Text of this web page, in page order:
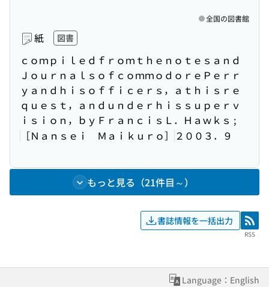
紙 図書
ｃｏｍｐｉｌｅｄｆｒｏｍｔｈｅｎｏｔｅｓａｎｄ
ＪｏｕｒｎａｌｓｏｆｃｏｍｍｏｄｏｒｅＰｅｒｒ
ｙａｎｄｈｉｓｏｆｆｉｃｅｒｓ，ａｔｈｉｓｒｅ
ｑｕｅｓｔ，ａｎｄｕｎｄｅｒｈｉｓｓｕｐｅｒｖ
ｉｓｉｏｎ，ｂｙＦｒａｎｃｉｓＬ．Ｈａｗｋｓ ;
［Ｎａｎｓｅｉ Ｍａｉｋｕｒｏ］
２００３．９
全国の図書館
もっと見る（21件目～）
書誌情報を一括出力 RSS
RSS
Language：English